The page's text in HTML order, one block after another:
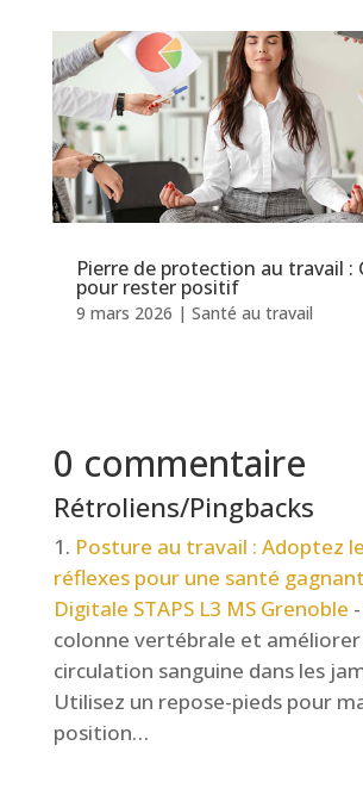
Pierre de protection au travail :
pour rester positif
9 mars 2026 | Santé au travail
0 commentaire
Rétroliens/Pingbacks
Posture au travail : Adoptez
réflexes pour une santé
Digitale STAPS L3 MS Grenoble
colonne vertébrale et améliorer
circulation sanguine dans les
Utilisez un repose-pieds pour
position…